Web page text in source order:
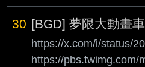
30 [BGD] 夢限大動畫
https://x.com/i/status/
https://pbs.twimg.com/